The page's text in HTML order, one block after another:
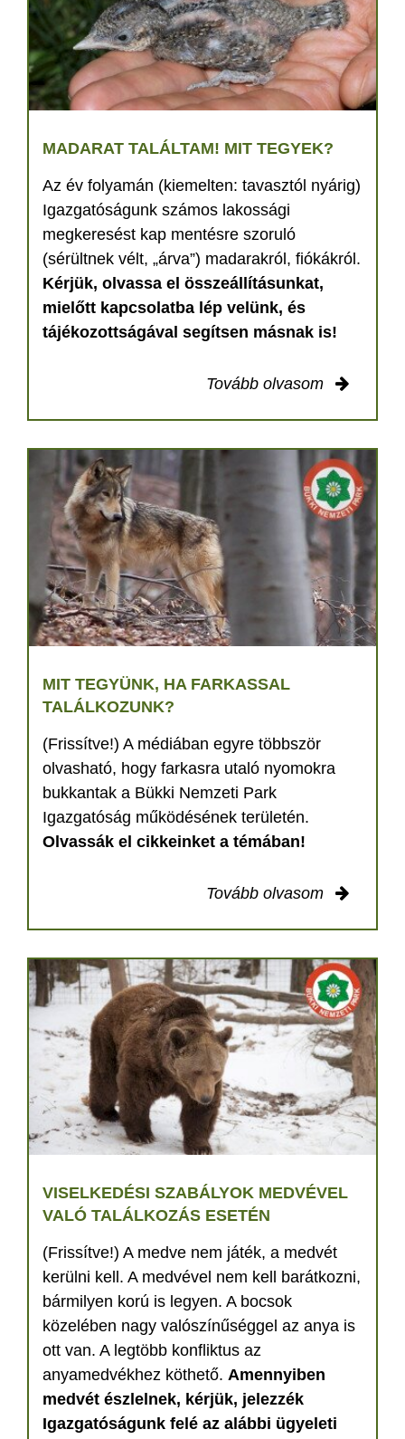
MADARAT TALÁLTAM! MIT TEGYEK?
Az év folyamán (kiemelten: tavasztól nyárig)
Igazgatóságunk számos lakossági
megkeresést kap mentésre szoruló
(sérültnek vélt, „árva”) madarakról, fiókákról.
Kérjük, olvassa el összeállításunkat,
mielőtt kapcsolatba lép velünk, és
tájékozottságával segítsen másnak is!
Tovább olvasom
MIT TEGYÜNK, HA FARKASSAL
TALÁLKOZUNK?
(Frissítve!) A médiában egyre többször
olvasható, hogy farkasra utaló nyomokra
bukkantak a Bükki Nemzeti Park
Igazgatóság működésének területén.
Olvassák el cikkeinket a témában!
Tovább olvasom
VISELKEDÉSI SZABÁLYOK MEDVÉVEL
VALÓ TALÁLKOZÁS ESETÉN
(Frissítve!) A medve nem játék, a medvét
kerülni kell. A medvével nem kell barátkozni,
bármilyen korú is legyen. A bocsok
közelében nagy valószínűséggel az anya is
ott van. A legtöbb konfliktus az
anyamedvékhez köthető. Amennyiben
medvét észlelnek, kérjük, jelezzék
Igazgatóságunk felé az alábbi ügyeleti